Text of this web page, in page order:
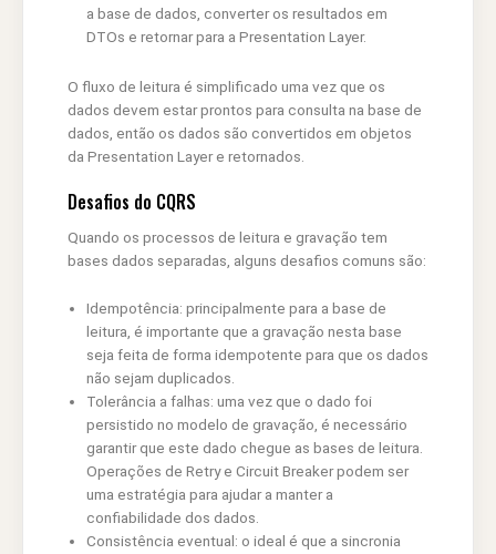
a base de dados, converter os resultados em
DTOs e retornar para a Presentation Layer.
O fluxo de leitura é simplificado uma vez que os
dados devem estar prontos para consulta na base de
dados, então os dados são convertidos em objetos
da Presentation Layer e retornados.
Desafios do CQRS
Quando os processos de leitura e gravação tem
bases dados separadas, alguns desafios comuns são:
Idempotência: principalmente para a base de
leitura, é importante que a gravação nesta base
seja feita de forma idempotente para que os dados
não sejam duplicados.
Tolerância a falhas: uma vez que o dado foi
persistido no modelo de gravação, é necessário
garantir que este dado chegue as bases de leitura.
Operações de Retry e Circuit Breaker podem ser
uma estratégia para ajudar a manter a
confiabilidade dos dados.
Consistência eventual: o ideal é que a sincronia